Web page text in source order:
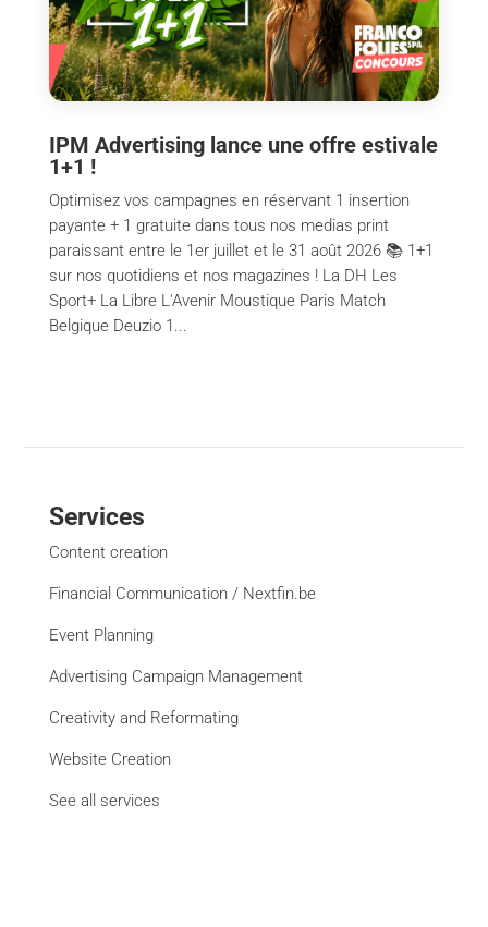
IPM Advertising lance une offre estivale
1+1 !
Optimisez vos campagnes en réservant 1 insertion
payante + 1 gratuite dans tous nos medias print
paraissant entre le 1er juillet et le 31 août 2026 📚 1+1
sur nos quotidiens et nos magazines ! La DH Les
Sport+ La Libre L'Avenir Moustique Paris Match
Belgique Deuzio 1...
Services
Content creation
Financial Communication / Nextfin.be
Event Planning
Advertising Campaign Management
Creativity and Reformating
Website Creation
See all services